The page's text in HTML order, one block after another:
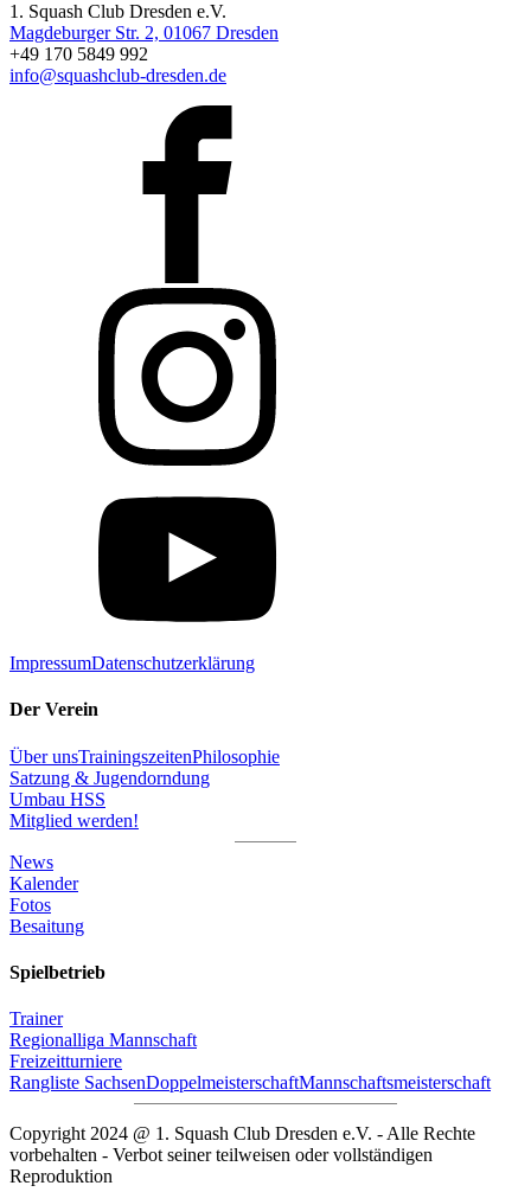
1. Squash Club Dresden e.V.
Magdeburger Str. 2, 01067 Dresden
+49 170 5849 992
info@squashclub-dresden.de
ImpressumDatenschutzerklärung
Der Verein
Über unsTrainingszeitenPhilosophie
Satzung & Jugendorndung
Umbau HSS
Mitglied werden!
News
Kalender
Fotos
Besaitung
Spielbetrieb
Trainer
Regionalliga Mannschaft
Freizeitturniere
Rangliste SachsenDoppelmeisterschaftMannschaftsmeisterschaft
Copyright 2024 @ 1. Squash Club Dresden e.V. - Alle Rechte
vorbehalten - Verbot seiner teilweisen oder vollständigen
Reproduktion